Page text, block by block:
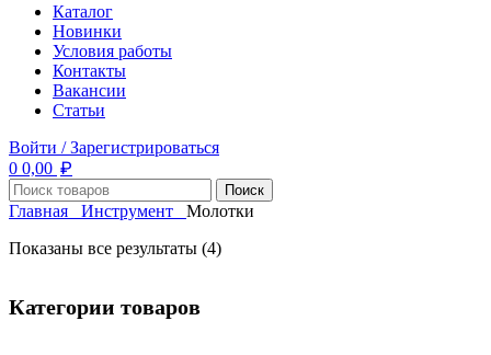
Каталог
Новинки
Условия работы
Контакты
Вакансии
Статьи
Войти / Зарегистрироваться
0 0,00 ₽
Поиск
Главная Инструмент Молотки
Показаны все результаты (4)
Категории товаров